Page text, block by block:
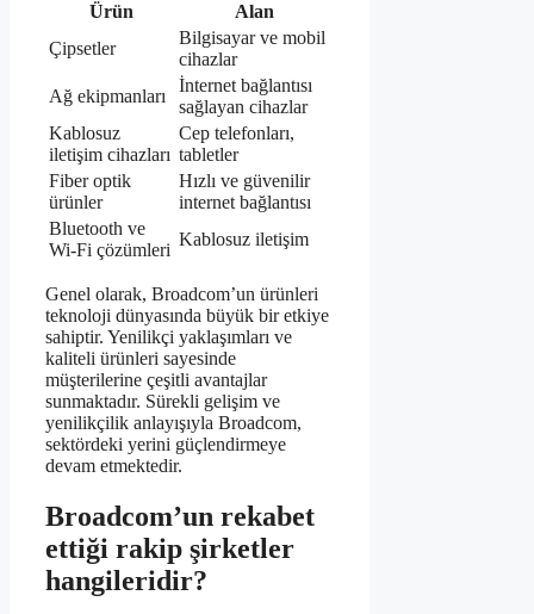
Ürün
Alan
Çipsetler
Bilgisayar ve mobil
cihazlar
Ağ ekipmanları
İnternet bağlantısı
sağlayan cihazlar
Kablosuz
iletişim cihazları
Cep telefonları,
tabletler
Fiber optik
ürünler
Hızlı ve güvenilir
internet bağlantısı
Bluetooth ve
Wi-Fi çözümleri
Kablosuz iletişim
Genel olarak, Broadcom’un ürünleri
teknoloji dünyasında büyük bir etkiye
sahiptir. Yenilikçi yaklaşımları ve
kaliteli ürünleri sayesinde
müşterilerine çeşitli avantajlar
sunmaktadır. Sürekli gelişim ve
yenilikçilik anlayışıyla Broadcom,
sektördeki yerini güçlendirmeye
devam etmektedir.
Broadcom’un rekabet
ettiği rakip şirketler
hangileridir?